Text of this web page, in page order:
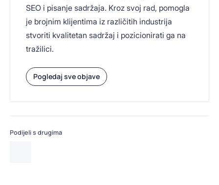
SEO i pisanje sadržaja. Kroz svoj rad, pomogla
je brojnim klijentima iz različitih industrija
stvoriti kvalitetan sadržaj i pozicionirati ga na
tražilici.
Pogledaj sve objave
Podijeli s drugima